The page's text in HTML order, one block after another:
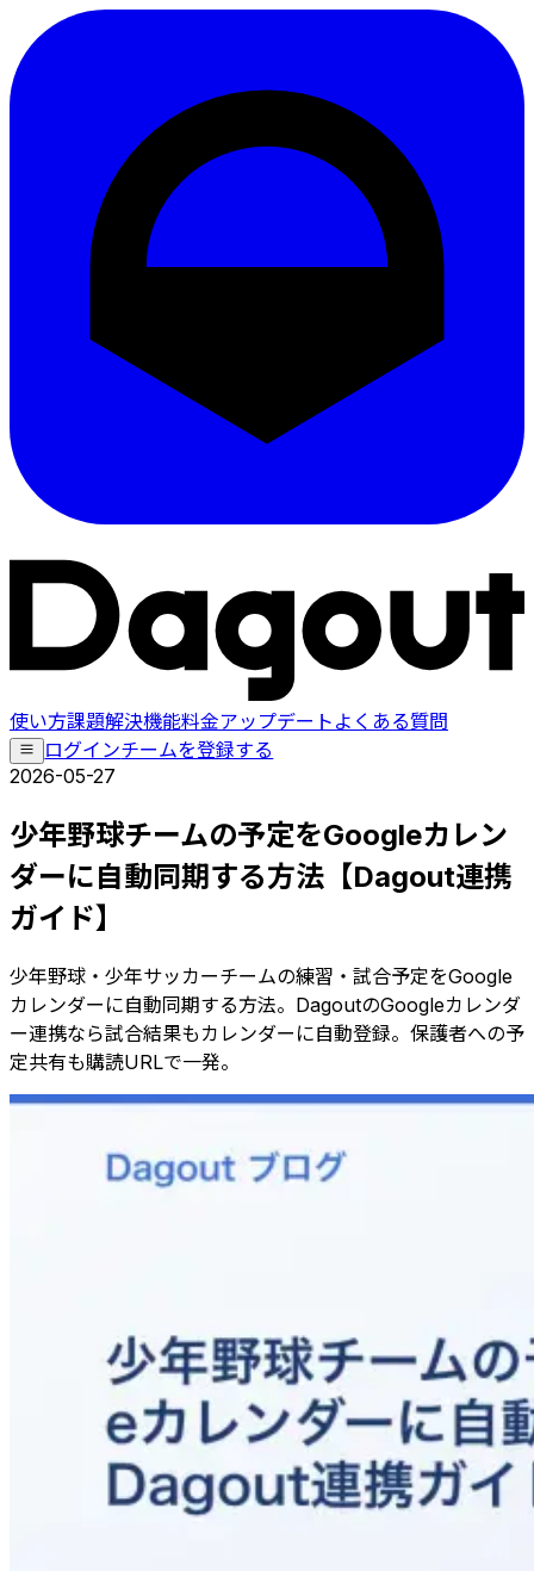
使い方課題解決機能料金アップデート よくある質問
ログインチームを登録する
2026-05-27
少年野球チームの予定をGoogleカレン
ダーに自動同期する方法【Dagout連携
ガイド】
少年野球・少年サッカーチームの練習・試合予定をGoogle
カレンダーに自動同期する方法。DagoutのGoogleカレンダ
ー連携なら試合結果もカレンダーに自動登録。保護者への予
定共有も購読URLで一発。